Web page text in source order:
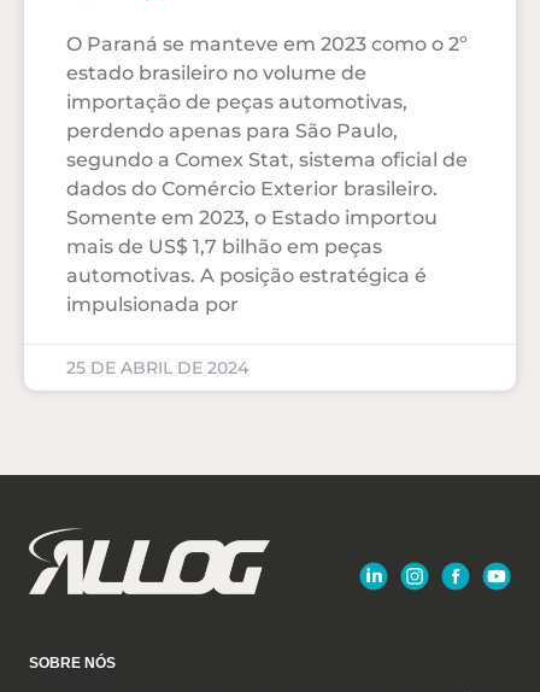
O Paraná se manteve em 2023 como o 2º
estado brasileiro no volume de
importação de peças automotivas,
perdendo apenas para São Paulo,
segundo a Comex Stat, sistema oficial de
dados do Comércio Exterior brasileiro.
Somente em 2023, o Estado importou
mais de US$ 1,7 bilhão em peças
automotivas. A posição estratégica é
impulsionada por
25 DE ABRIL DE 2024
SOBRE NÓS